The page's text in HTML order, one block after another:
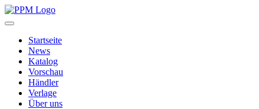
Startseite
News
Katalog
Vorschau
Händler
Verlage
Über uns